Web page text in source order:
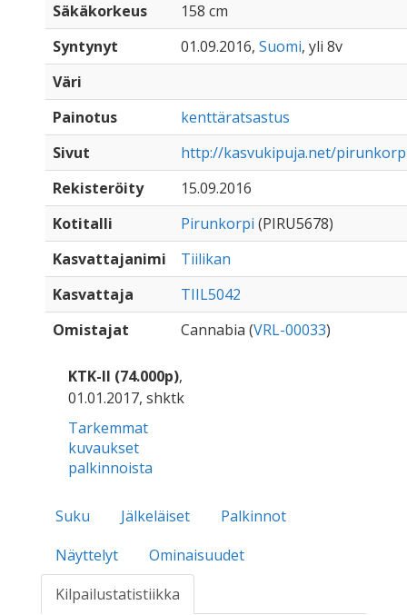
Säkäkorkeus
158 cm
Syntynyt
01.09.2016, Suomi, yli 8v
Väri
Painotus
kenttäratsastus
Sivut
http://kasvukipuja.net/
Rekisteröity
15.09.2016
Kotitalli
Pirunkorpi (PIRU5678)
Kasvattajanimi
Tiilikan
Kasvattaja
TIIL5042
Omistajat
Cannabia (VRL-00033)
KTK-II (74.000p),
01.01.2017, shktk
Tarkemmat
kuvaukset
palkinnoista
Suku Jälkeläiset
Palkinnot
Näyttelyt
Ominaisuudet
Kilpailustatistiikka